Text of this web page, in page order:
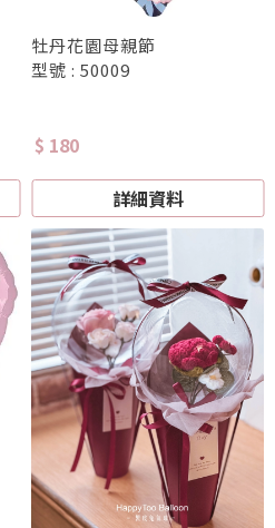
牡丹花園母親節
型號 : 50009
$ 180
詳細資料